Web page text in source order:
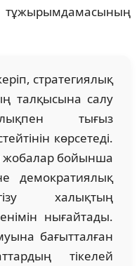
стратегиялық
талқысына салу
тығыз
көрсетеді.
бойынша
демократиялық
халықтың
нығайтады.
бағытталған
тікелей